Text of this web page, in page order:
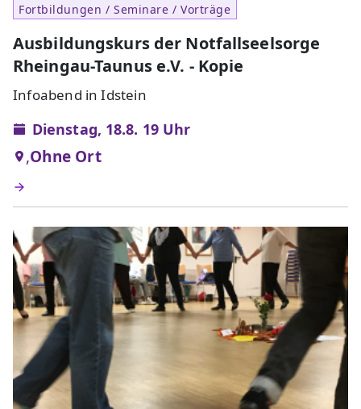
Fortbildungen / Seminare / Vorträge
Ausbildungskurs der Notfallseelsorge
Rheingau-Taunus e.V. - Kopie
Infoabend in Idstein
Dienstag, 18.8. 19 Uhr
,Ohne Ort